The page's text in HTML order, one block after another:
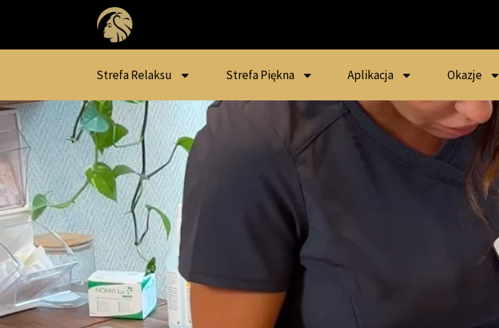
Strefa Relaksu Strefa Piękna Aplikacja Okazje